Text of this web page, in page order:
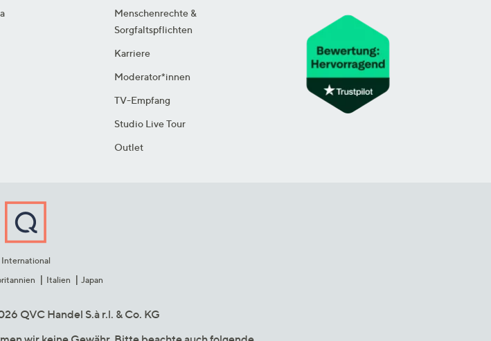
Menschenrechte &
Sorgfaltspflichten
Karriere
Moderator*innen
TV-Empfang
Studio Live Tour
Outlet
International
Italien Japan
QVC Handel S.à r.l. & Co. KG